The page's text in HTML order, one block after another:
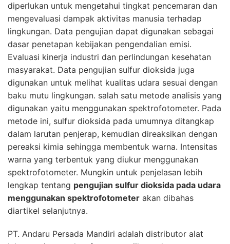
diperlukan untuk mengetahui tingkat pencemaran dan
mengevaluasi dampak aktivitas manusia terhadap
lingkungan. Data pengujian dapat digunakan sebagai
dasar penetapan kebijakan pengendalian emisi.
Evaluasi kinerja industri dan perlindungan kesehatan
masyarakat. Data pengujian sulfur dioksida juga
digunakan untuk melihat kualitas udara sesuai dengan
baku mutu lingkungan. salah satu metode analisis yang
digunakan yaitu menggunakan spektrofotometer. Pada
metode ini, sulfur dioksida pada umumnya ditangkap
dalam larutan penjerap, kemudian direaksikan dengan
pereaksi kimia sehingga membentuk warna. Intensitas
warna yang terbentuk yang diukur menggunakan
spektrofotometer. Mungkin untuk penjelasan lebih
lengkap tentang pengujian sulfur dioksida pada udara
menggunakan spektrofotometer akan dibahas
diartikel selanjutnya.
PT. Andaru Persada Mandiri adalah distributor alat